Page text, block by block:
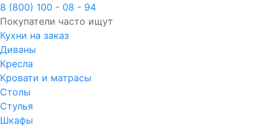
8 (800) 100 - 08 - 94
Покупатели часто ищут
Кухни на заказ
Диваны
Кресла
Кровати и матрасы
Столы
Стулья
Шкафы